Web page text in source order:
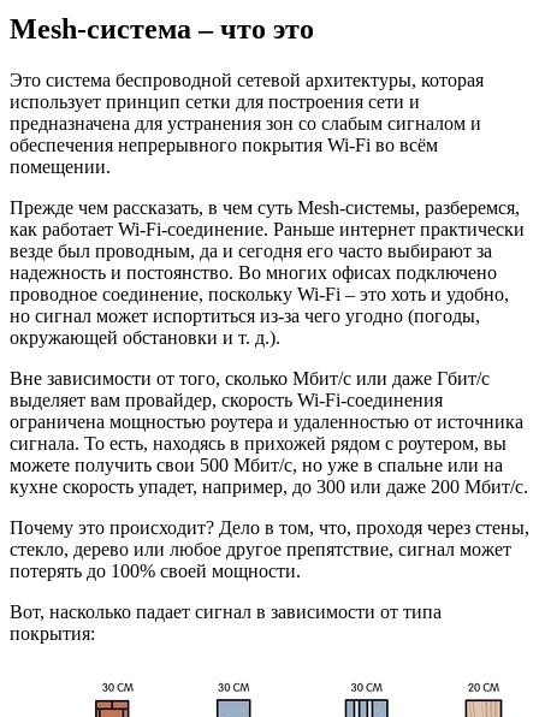
Mesh-система – что это
Это система беспроводной сетевой архитектуры, которая
использует принцип сетки для построения сети и
предназначена для устранения зон со слабым сигналом и
обеспечения непрерывного покрытия Wi-Fi во всём
помещении.
Прежде чем рассказать, в чем суть Mesh-системы, разберемся,
как работает Wi-Fi-соединение. Раньше интернет практически
везде был проводным, да и сегодня его часто выбирают за
надежность и постоянство. Во многих офисах подключено
проводное соединение, поскольку Wi-Fi – это хоть и удобно,
но сигнал может испортиться из-за чего угодно (погоды,
окружающей обстановки и т. д.).
Вне зависимости от того, сколько Мбит/с или даже Гбит/с
выделяет вам провайдер, скорость Wi-Fi-соединения
ограничена мощностью роутера и удаленностью от источника
сигнала. То есть, находясь в прихожей рядом с роутером, вы
можете получить свои 500 Мбит/с, но уже в спальне или на
кухне скорость упадет, например, до 300 или даже 200 Мбит/с.
Почему это происходит? Дело в том, что, проходя через стены,
стекло, дерево или любое другое препятствие, сигнал может
потерять до 100% своей мощности.
Вот, насколько падает сигнал в зависимости от типа
покрытия: